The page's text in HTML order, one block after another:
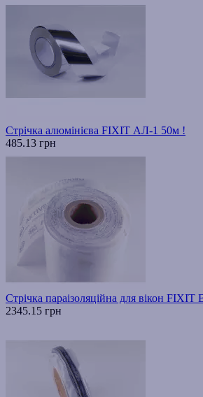
Стрічка алюмінієва FIXIT АЛ-1 50м !
485.13 грн
Стрічка параізоляційна для вікон
2345.15 грн